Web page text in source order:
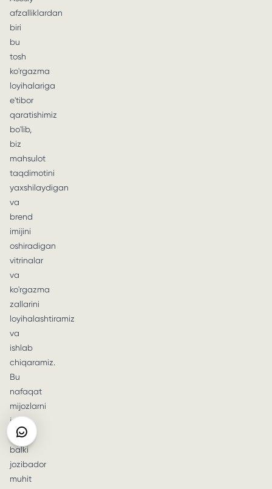
afzalliklardan
biri
bu
tosh
ko'rgazma
loyihalariga
e'tibor
qaratishimiz
bo'lib,
biz
mahsulot
taqdimotini
yaxshilaydigan
va
brend
imijini
oshiradigan
vitrinalar
va
ko'rgazma
zallarini
loyihalashtiramiz
va
ishlab
chiqaramiz.
Bu
nafaqat
mijozlarni
jalb
qiladi,
balki
jozibador
muhit